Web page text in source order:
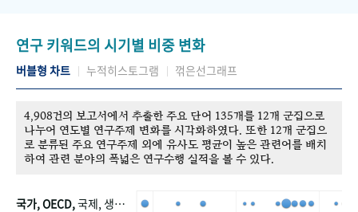
연구 키워드의 시기별 비중 변화
버블형 차트 누적히스토그램 꺾은선그래프
4,908건의 보고서에서 추출한 주요 단어 135개를 12개 군집으로
나누어 연도별 연구주제 변화를 시각화하였다. 또한 12개 군집으
로 분류된 주요 연구주제 외에 유사도 평균이 높은 관련어를 배치
하여 관련 분야의 폭넓은 연구수행 실적을 볼 수 있다.
국가, OECD,국제, 생산, 아시아, 태평양, 태평양지역, 참가